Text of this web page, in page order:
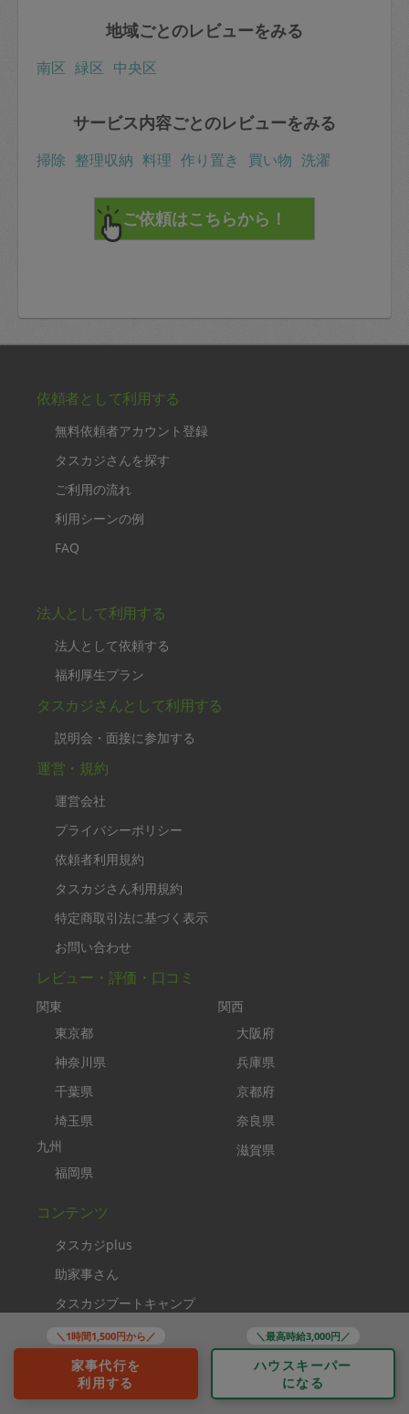
＼1時間1,500円から／
家事代行を
利用する
＼最高時給3,000円／
ハウスキーパー
になる
地域ごとのレビューをみる
南区 緑区 中央区
サービス内容ごとのレビューをみる
掃除 整理収納 料理 作り置き 買い物 洗濯
依頼者として利用する
無料依頼者アカウント登録
タスカジさんを探す
ご利用の流れ
利用シーンの例
FAQ
法人として利用する
法人として依頼する
福利厚生プラン
タスカジさんとして利用する
説明会・面接に参加する
運営・規約
運営会社
プライバシーポリシー
依頼者利用規約
タスカジさん利用規約
特定商取引法に基づく表示
お問い合わせ
レビュー・評価・口コミ
関東
東京都
神奈川県
千葉県
埼玉県
九州
福岡県
関西
大阪府
兵庫県
京都府
奈良県
滋賀県
コンテンツ
タスカジplus
助家事さん
タスカジブートキャンプ
家事クリエイター
ソーシャルメディア